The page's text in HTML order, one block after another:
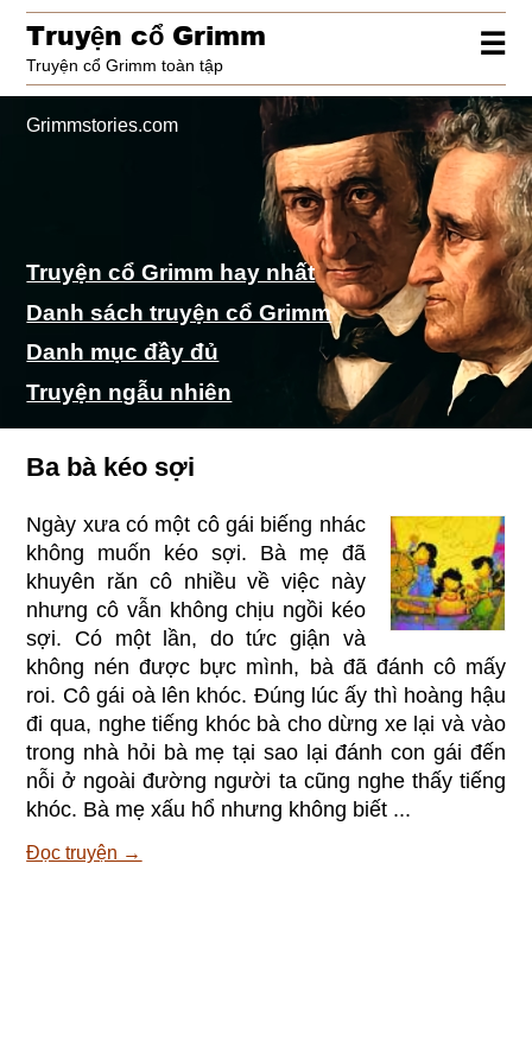
☰
Truyện cổ Grimm
Truyện cổ Grimm toàn tập
Grimmstories.com
Truyện cổ Grimm hay nhất
Danh sách truyện cổ Grimm
Danh mục đầy đủ
Truyện ngẫu nhiên
Ba bà kéo sợi
Ngày xưa có một cô gái biếng nhác
không muốn kéo sợi. Bà mẹ đã
khuyên răn cô nhiều về việc này
nhưng cô vẫn không chịu ngồi kéo
sợi. Có một lần, do tức giận và
không nén được bực mình, bà đã đánh cô mấy
roi. Cô gái oà lên khóc. Đúng lúc ấy thì hoàng hậu
đi qua, nghe tiếng khóc bà cho dừng xe lại và vào
trong nhà hỏi bà mẹ tại sao lại đánh con gái đến
nỗi ở ngoài đường người ta cũng nghe thấy tiếng
khóc. Bà mẹ xấu hổ nhưng không biết ...
Đọc truyện →